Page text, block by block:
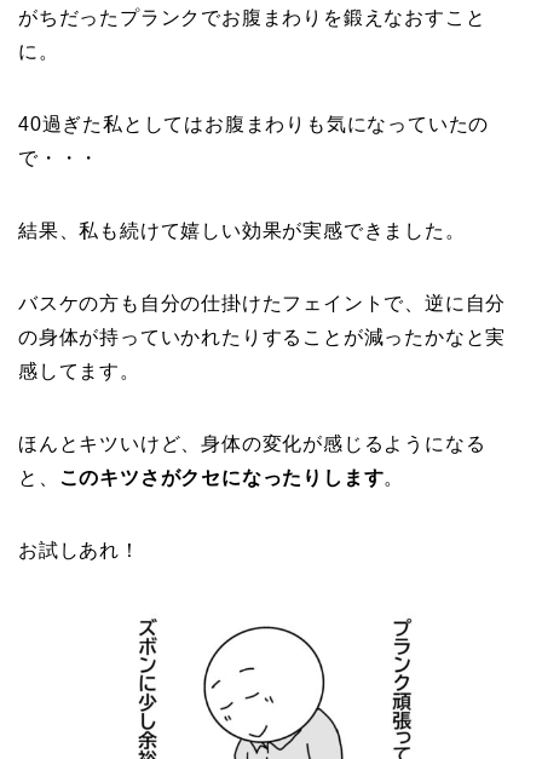
がちだったプランクでお腹まわりを鍛えなおすこと
に。
40過ぎた私としてはお腹まわりも気になっていたの
で・・・
結果、私も続けて嬉しい効果が実感できました。
バスケの方も自分の仕掛けたフェイントで、逆に自分
の身体が持っていかれたりすることが減ったかなと実
感してます。
ほんとキツいけど、身体の変化が感じるようになる
と、
このキツさがクセになったりします。
お試しあれ！